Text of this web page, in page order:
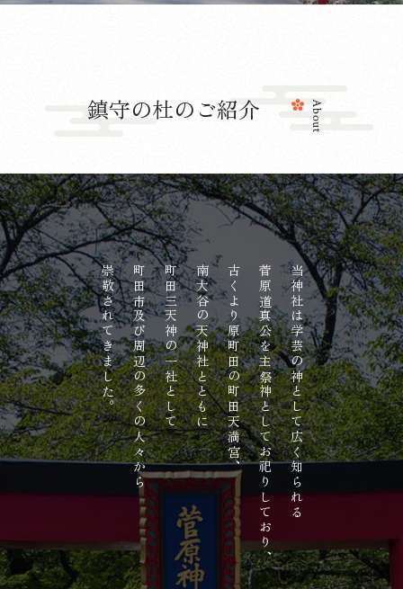
鎮守の杜のご紹介 About
当神社は学芸の神として広く知られる
菅原道真公を主祭神としてお祀りしており、
古くより原町田の町田天満宮、
南大谷の天神社とともに
町田三天神の一社として
町田市及び周辺の多くの人々から
崇敬されてきました。